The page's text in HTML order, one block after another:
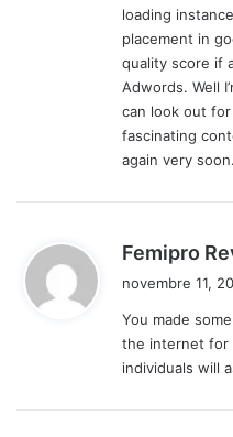
loading
placement in
quality score if
Adwords. Well
can look out
fascinating
again very
Femipro
novembre 11,
You made
the internet for
individuals will